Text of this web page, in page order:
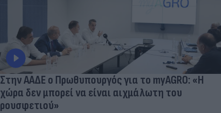
Στην ΑΑΔΕ ο Πρωθυπουργός για το myAGRO: «Η
χώρα δεν μπορεί να είναι αιχμάλωτη του
ρουσφετιού»